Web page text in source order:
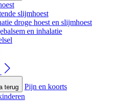
slijmhoest
droge hoest en slijmhoest
en inhalatie
terug
Pijn en koorts